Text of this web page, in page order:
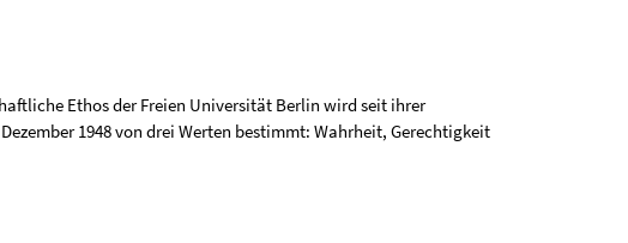
Ethos der Freien Universität Berlin wird seit ihrer
1948 von drei Werten bestimmt: Wahrheit, Gerechtigkeit